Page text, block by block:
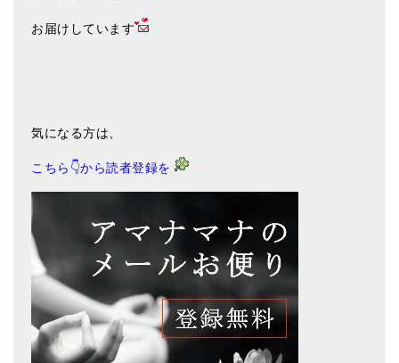
お届けしています
気になる方は、
こちら👇から読者登録を